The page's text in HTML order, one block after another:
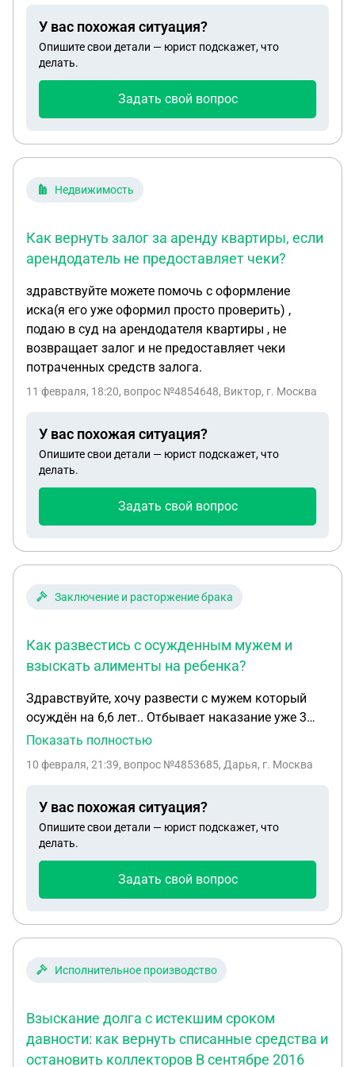
госпошлину с ответчика. Как в данном случае
вернуть эту госпошлину? Спасибо!
У вас похожая ситуация?
Опишите свои детали — юрист подскажет, что
делать.
Задать свой вопрос
Недвижимость
Как вернуть залог за аренду квартиры, если
арендодатель не предоставляет чеки?
здравствуйте можете помочь с оформление
иска(я его уже оформил просто проверить) ,
подаю в суд на арендодателя квартиры , не
возвращает залог и не предоставляет чеки
потраченных средств залога.
11 февраля, 18:20, вопрос №4854648, Виктор, г. Москва
У вас похожая ситуация?
Опишите свои детали — юрист подскажет, что
делать.
Задать свой вопрос
Заключение и расторжение брака
Как развестись с осужденным мужем и
взыскать алименты на ребенка?
Здравствуйте, хочу развести с мужем который
осуждён на 6,6 лет.. Отбывает наказание уже 3
года, есть общая дочь 9 лет..к сожалению у меня
Прописана она у меня, с мужем не живем уже 5
развестись, куда обращаться, и подать на
алименты...
Показать полностью
10 февраля, 21:39, вопрос №4853685, Дарья, г. Москва
У вас похожая ситуация?
Опишите свои детали — юрист подскажет, что
делать.
Задать свой вопрос
Исполнительное производство
Взыскание долга с истекшим сроком
давности: как вернуть списанные средства и
остановить коллекторов В сентябре 2016